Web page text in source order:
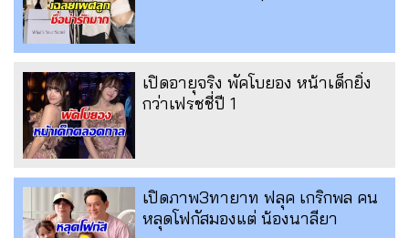
เปิดอายุจริง พัคโบยอง หน้าเด็กยิ่ง
กว่าเฟรชชี่ปี 1
เปิดภาพ3ทายาท ฟลุค เกริกพล คน
หลุดโฟกัสมองแต่ น้องนาลียา